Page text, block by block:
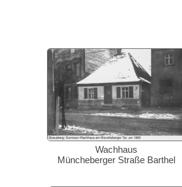
Wachhaus
Müncheberger Straße Barthel